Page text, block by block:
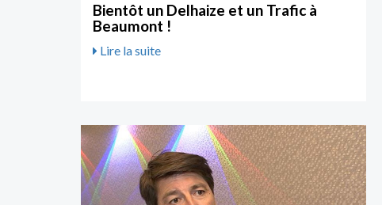
Bientôt un Delhaize et un Trafic à
Beaumont !
Lire la suite